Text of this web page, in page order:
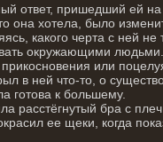
ответ, пришедший ей
она хотела, было
какого черта с ней
окружающими людьми.
или
в ней что-то, о
готова к большему.
расстёгнутый бра с
ее щеки, когда